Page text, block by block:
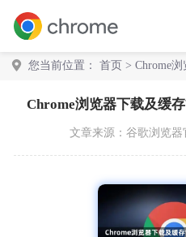
您当前位置： 首页 > Chrome
Chrome浏览器下载及缓
文章来源： 谷歌浏览器